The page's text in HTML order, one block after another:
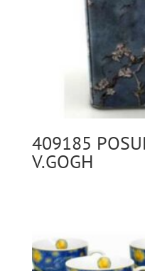
409185
V.GOGH